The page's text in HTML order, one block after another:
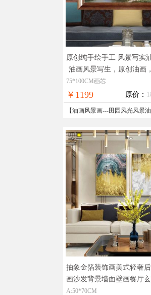
原创纯手绘手工 风景写实
油画风景写生，原创油画
在线支付，全国免邮邮
75*100CM画芯
￥1199 原价：
【油画风景画---田园风光风景
抽象金箔装饰画美式轻奢
画沙发背景墙面壁画餐厅
风格时尚 晶瓷画 铝合金外框
A:50*70CM